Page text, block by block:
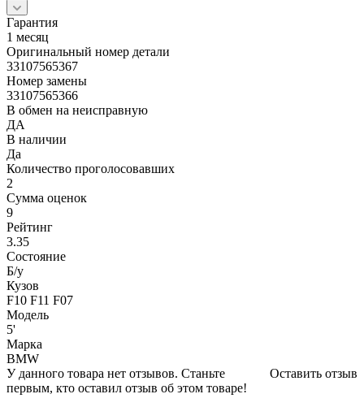
Гарантия
1 месяц
Оригинальный номер детали
33107565367
Номер замены
33107565366
В обмен на неисправную
ДА
В наличии
Да
Количество проголосовавших
2
Сумма оценок
9
Рейтинг
3.35
Состояние
Б/y
Кузов
F10 F11 F07
Модель
5'
Марка
BMW
Оставить отзыв
У данного товара нет отзывов. Станьте
первым, кто оставил отзыв об этом товаре!